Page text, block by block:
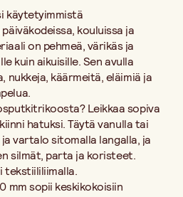
käytetyimmistä
kouluissa ja
on pehmeä, värikäs ja
kuin aikuisille. Sen avulla
käärmeitä, eläimiä ja
Leikkaa sopiva
hatuksi. Täytä vanulla tai
vartalo sitomalla langalla, ja
silmät, parta ja koristeet.
tekstiililiimalla.
mm sopii keskikokoisiin